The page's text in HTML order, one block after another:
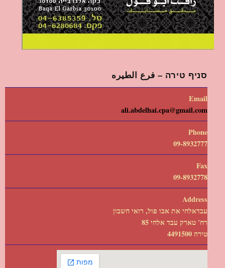
סניף טירה – فرع الطيره
Email
ali.abdelhai.cpa@gmail.com
Phone
09-8932777
Fax
09-8932778
Address
עבדאלחי את אבו פול, רואי חשבון
רח' טארק עבד אלחי 85
טירה 4491500